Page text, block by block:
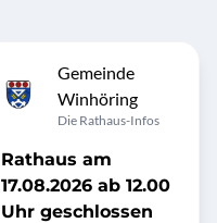
Gemeinde
Winhöring
Die Rathaus-Infos
Rathaus am
17.08.2026 ab 12.00
Uhr geschlossen